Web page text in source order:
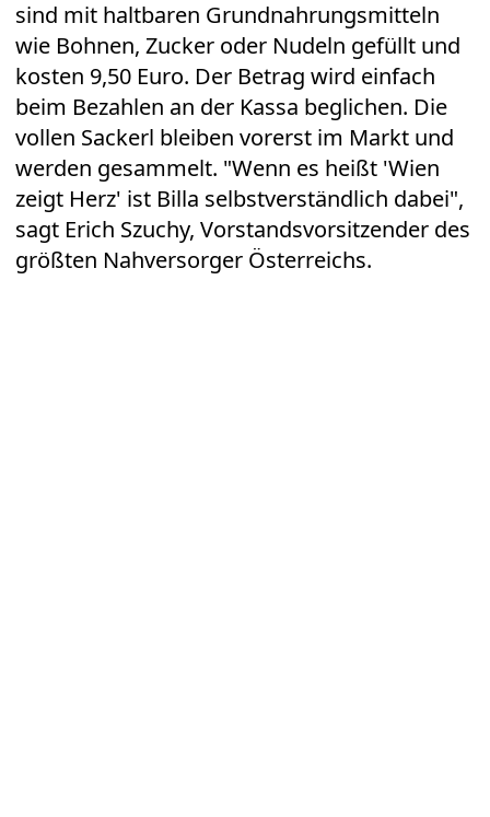
sind mit haltbaren Grundnahrungsmitteln
wie Bohnen, Zucker oder Nudeln gefüllt und
kosten 9,50 Euro. Der Betrag wird einfach
beim Bezahlen an der Kassa beglichen. Die
vollen Sackerl bleiben vorerst im Markt und
werden gesammelt. "Wenn es heißt 'Wien
zeigt Herz' ist Billa selbstverständlich dabei",
sagt Erich Szuchy, Vorstandsvorsitzender des
größten Nahversorger Österreichs.